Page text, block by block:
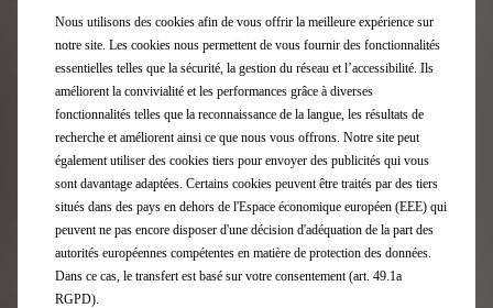
Gamme DS
Voitures électriques
Voitures Hybrides rechargeables
Berlines
Edition Limitée
Accès Rapide
Nous utilisons des cookies afin de vous offrir la meilleure expérience sur
notre site. Les cookies nous permettent de vous fournir des fonctionnalités
essentielles telles que la sécurité, la gestion du réseau et l’accessibilité. Ils
améliorent la convivialité et les performances grâce à diverses
fonctionnalités telles que la reconnaissance de la langue, les résultats de
recherche et améliorent ainsi ce que nous vous offrons. Notre site peut
également utiliser des cookies tiers pour envoyer des publicités qui vous
sont davantage adaptées. Certains cookies peuvent être traités par des tiers
situés dans des pays en dehors de l'Espace économique européen (EEE) qui
peuvent ne pas encore disposer d'une décision d'adéquation de la part des
autorités européennes compétentes en matière de protection des données.
Dans ce cas, le transfert est basé sur votre consentement (art. 49.1a
RGPD).